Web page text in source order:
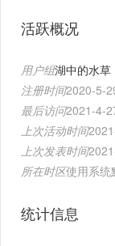
活跃概况
用户组湖中的水草
注册时间2020-5-
最后访问2021-4-
上次活动时间
上次发表时间
所在时区使用系统
统计信息